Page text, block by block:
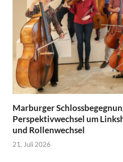
Marburger
Perspektivwechsel um
und Rollenwechsel
21. Juli 2026